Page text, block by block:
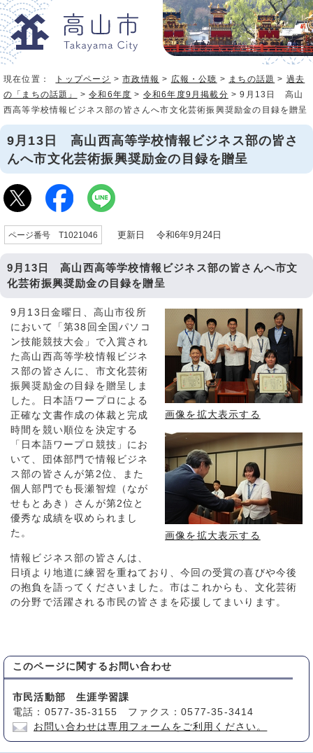
現在位置： トップページ >市政情報 > 広報・公聴 > まちの話題 > 過去
の「まちの話題」
>令和6年度 > 令和6年度9月掲載分 > 9月13日 高山
西高等学校情報ビジネス部の皆さんへ市文化芸術振興奨励金の目録を贈呈
9月13日 高山西高等学校情報ビジネス部の皆さ
んへ市文化芸術振興奨励金の目録を贈呈
ページ番号 T1021046 更新日 令和6年9月24日
9月13日 高山西高等学校情報ビジネス部の皆さんへ市文
化芸術振興奨励金の目録を贈呈
画像を拡大表示する
画像を拡大表示する
9月13日金曜日、高山市役所
において「第38回全国パソコ
ン技能競技大会」で入賞され
た高山西高等学校情報ビジネ
ス部の皆さんに、市文化芸術
振興奨励金の目録を贈呈しま
した。日本語ワープロによる
正確な文書作成の体裁と完成
時間を競い順位を決定する
「日本語ワープロ競技」にお
いて、団体部門で情報ビジネ
ス部の皆さんが第2位、また
個人部門でも長瀬智煌（なが
せもとあき）さんが第2位と
優秀な成績を収められまし
た。
情報ビジネス部の皆さんは、
日頃より地道に練習を重ねており、今回の受賞の喜びや今後
の抱負を語ってくださいました。市はこれからも、文化芸術
の分野で活躍される市民の皆さまを応援してまいります。
このページに関する お問い合わせ
市民活動部 生涯学習課
電話：0577-35-3155 ファクス：0577-35-3414
お問い合わせは専用フォームをご利用ください。